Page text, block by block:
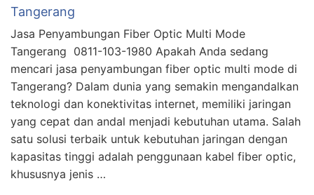
Tangerang
Jasa Penyambungan Fiber Optic Multi Mode
Tangerang 0811-103-1980 Apakah Anda sedang
mencari jasa penyambungan fiber optic multi mode di
Tangerang? Dalam dunia yang semakin mengandalkan
teknologi dan konektivitas internet, memiliki jaringan
yang cepat dan andal menjadi kebutuhan utama. Salah
satu solusi terbaik untuk kebutuhan jaringan dengan
kapasitas tinggi adalah penggunaan kabel fiber optic,
khususnya jenis …